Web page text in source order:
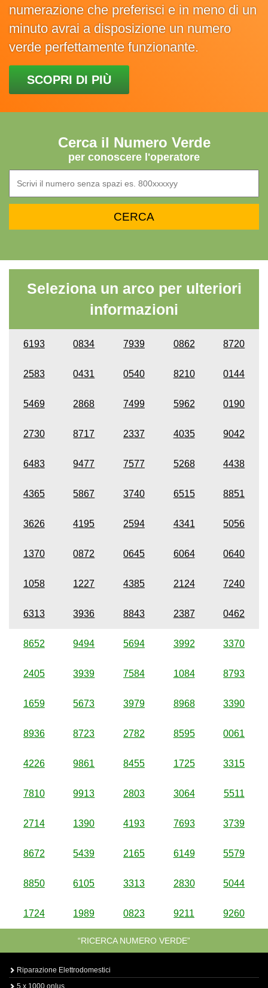
numerazione che preferisci e in meno di un
minuto avrai a disposizione un numero
verde perfettamente funzionante.
SCOPRI DI PIÙ
Cerca il Numero Verde
per conoscere l'operatore
Seleziona un arco per ulteriori
informazioni
6193 0834 7939 0862 8720
2583 0431 0540 8210 0144
5469 2868 7499 5962 0190
2730 8717 2337 4035 9042
6483 9477 7577 5268 4438
4365 5867 3740 6515 8851
3626 4195 2594 4341 5056
1370 0872 0645 6064 0640
1058 1227 4385 2124 7240
6313 3936 8843 2387 0462
8652 9494 5694 3992 3370
2405 3939 7584 1084 8793
1659 5673 3979 8968 3390
8936 8723 2782 8595 0061
4226 9861 8455 1725 3315
7810 9913 2803 3064 5511
2714 1390 4193 7693 3739
8672 5439 2165 6149 5579
8850 6105 3313 2830 5044
1724 1989 0823 9211 9260
“RICERCA NUMERO VERDE”
Riparazione Elettrodomestici
5 x 1000 onlus